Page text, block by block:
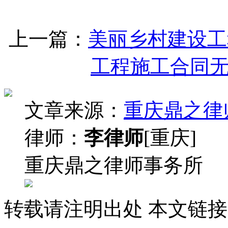
上一篇： 美丽乡村建设
工程施工合同
文章来源： 重庆鼎之
律师： 李律师[重庆]
重庆鼎之律师事务所
转载请注明出处 本文链